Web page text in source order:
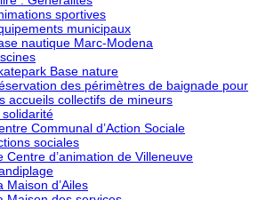
sportives
municipaux
nautique Marc-Modena
Base nature
des périmètres de baignade pour
accueils collectifs de mineurs
solidarité
Communal d’Action Sociale
sociales
Centre d’animation de Villeneuve
Maison d’Ailes